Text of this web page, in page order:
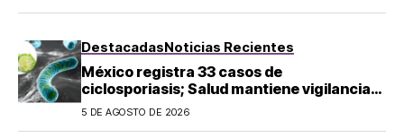
DestacadasNoticias Recientes
México registra 33 casos de
ciclosporiasis; Salud mantiene vigilancia
epidemiológica
5 DE AGOSTO DE 2026